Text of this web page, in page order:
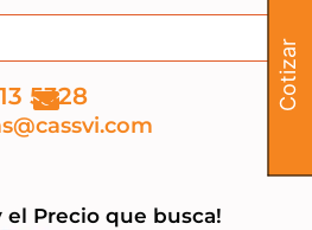
5328
el Precio que busca!
Cotizar